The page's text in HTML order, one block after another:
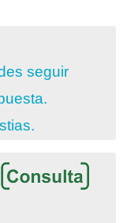
seguir